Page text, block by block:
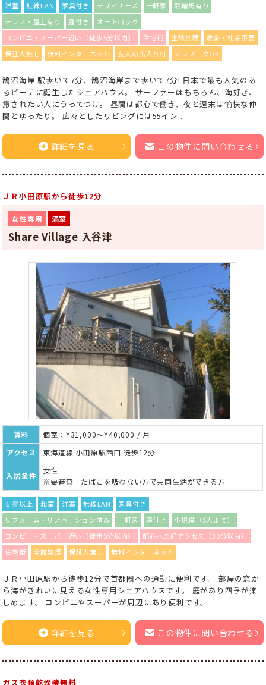
洋室 無線LAN 家具付き デザイナーズ 一軒家
駐輪場有り
テラス・屋上有り
庭付き
オートロック
コンビニ・スーパー近い（徒歩5分以内）
住宅街 全館禁煙
敷金・礼金不要
保証人無し
無料インターネット 友人の出入り可 テレワークOK
鵠沼海岸 駅歩いて7分、鵠沼海岸まで歩いて7分! 日本で最も人気のあ
るビーチに誕生したシェアハウス。 サーファーはもちろん、海好き、
癒されたい人にうってつけ。 昼間は都心で働き、夜と週末は愉快な仲
間とゆったり。 広々としたリビングには55イン...
詳細を見る この物件に問い合わせる
ＪＲ小田原駅から徒歩12分
女性専用 満室
Share Village 入谷津
賃料
個室：¥31,000～¥40,000 / 月
アクセス
東海道線 小田原駅西口 徒歩12分
入居条件
女性
※要審査 たばこを吸わない方で共同生活ができる方
６畳以上 和室 洋室 無線LAN
家具付き
リフォーム・リノベーション済み
一軒家 庭付き
小規模（5人まで）
コンビニ・スーパー近い（徒歩5分以内）
都心への好アクセス（30分以内）
住宅街
全館禁煙 保証人無し 無料インターネット
ＪＲ小田原駅から徒歩12分で首都圏への通勤に便利です。 部屋の窓か
ら海がきれいに見える女性専用シェアハウスです。 庭があり四季が楽
しめます。 コンビニやスーパーが周辺にあり便利です。
詳細を見る この物件に問い合わせる
ガス衣類乾燥機無料